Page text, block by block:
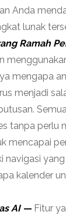
Anda
lunak
Ramah
mengapa
menjadi
tanpa perlu
mencapai
navigasi
kalender
AI — Fitur